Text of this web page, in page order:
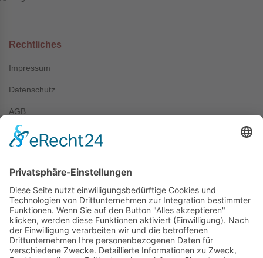
Rechtliches
Impressum
Datenschutz
AGB
Kontakt
info@prechter-renner.de
Siemensstr. 2
D-71299 Wimsheim
Copyright © Prechter + Renner GmbH, 2024